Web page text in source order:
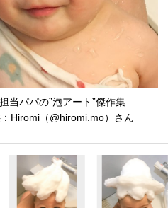
当パパの”泡アート”傑作集
Hiromi（@hiromi.mo）さん